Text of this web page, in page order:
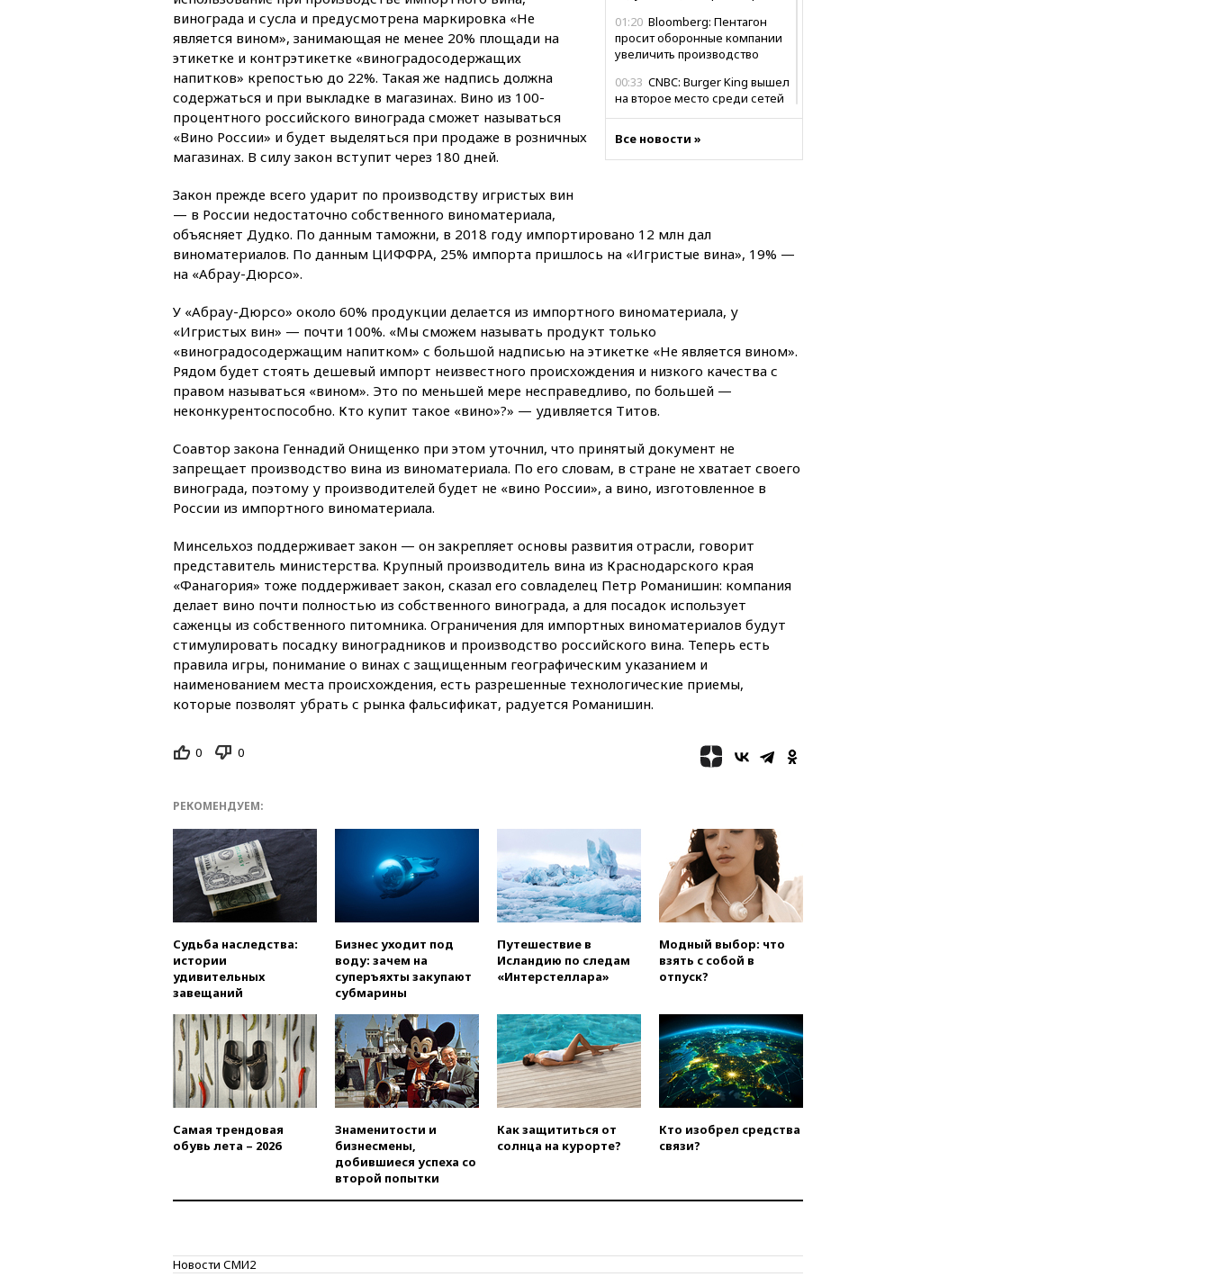
01:20 Bloomberg: Пентагон
просит оборонные компании
увеличить производство
00:33 CNBC: Burger King вышел
на второе место среди сетей
вчера, 23:23Bloomberg: США
хотят испытать ПРО «Золотой
ЧЕ по водным видам спорта в
2028 году
беспилотного поезда
«Ласточка»
вчера, 21:12«Зенит» проиграл
дебютанту РПЛ «Родине» со
счетом 1:2
вчера, 20:44
Ираном без ядерной сделки
вчера, 20:12Финляндия не
намерена передавать Украине
сократить срок уплаты
автоштрафов для
иностранцев с 60 дней до
суток
вчера, 19:13Оборонным
компаниям в США поручено
оперативно нарастить
производство вооружений
вчера, 18:54
портах Одессы
вчера, 17:42
Израиль отверг
план Совета мира о выводе
войск из сектора Газа
вчера, 17:13ТАСС: видео с
Моджтабой Хаменеи,
опубликованное сегодня,
вчера, 16:47Сирия и Россия
договорились о присутствии
республике
вчера, 16:16Bloomberg: США
потратят 400 млн долларов на
противодроновые лазеры
вчера, 15:48Reuters:
IRIS2 может появиться в 2029
году
арестованы два руководителя
Все новости »
винограда и сусла и предусмотрена маркировка «Не
является вином», занимающая не менее 20% площади на
этикетке и контрэтикетке «виноградосодержащих
напитков» крепостью до 22%. Такая же надпись должна
содержаться и при выкладке в магазинах. Вино из 100-
процентного российского винограда сможет называться
«Вино России» и будет выделяться при продаже в розничных
магазинах. В силу закон вступит через 180 дней.
Закон прежде всего ударит по производству игристых вин
— в России недостаточно собственного виноматериала,
объясняет Дудко. По данным таможни, в 2018 году импортировано 12 млн дал
виноматериалов. По данным ЦИФФРА, 25% импорта пришлось на «Игристые вина», 19% —
на «Абрау-Дюрсо».
У «Абрау-Дюрсо» около 60% продукции делается из импортного виноматериала, у
«Игристых вин» — почти 100%. «Мы сможем называть продукт только
«виноградосодержащим напитком» с большой надписью на этикетке «Не является вином».
Рядом будет стоять дешевый импорт неизвестного происхождения и низкого качества с
правом называться «вином». Это по меньшей мере несправедливо, по большей —
неконкурентоспособно. Кто купит такое «вино»?» — удивляется Титов.
Соавтор закона Геннадий Онищенко при этом уточнил, что принятый документ не
запрещает производство вина из виноматериала. По его словам, в стране не хватает своего
винограда, поэтому у производителей будет не «вино России», а вино, изготовленное в
России из импортного виноматериала.
Минсельхоз поддерживает закон — он закрепляет основы развития отрасли, говорит
представитель министерства. Крупный производитель вина из Краснодарского края
«Фанагория» тоже поддерживает закон, сказал его совладелец Петр Романишин: компания
делает вино почти полностью из собственного винограда, а для посадок использует
саженцы из собственного питомника. Ограничения для импортных виноматериалов будут
стимулировать посадку виноградников и производство российского вина. Теперь есть
правила игры, понимание о винах с защищенным географическим указанием и
наименованием места происхождения, есть разрешенные технологические приемы,
которые позволят убрать с рынка фальсификат, радуется Романишин.
0 0
РЕКОМЕНДУЕМ:
Судьба наследства:
истории
удивительных
завещаний
Бизнес уходит под
воду: зачем на
суперъяхты закупают
субмарины
Путешествие в
Исландию по следам
«Интерстеллара»
Модный выбор: что
взять с собой в
отпуск?
Самая трендовая
обувь лета – 2026
Знаменитости и
бизнесмены,
добившиеся успеха со
второй попытки
Как защититься от
солнца на курорте?
Кто изобрел средства
связи?
Новости СМИ2